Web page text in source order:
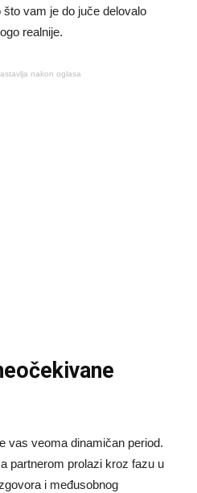
vam je do juče delovalo
realnije.
nakon oglasa
vas veoma dinamičan period.
partnerom prolazi kroz fazu u
i međusobnog